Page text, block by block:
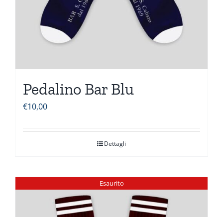
Pedalino Bar Blu
€10,00
Dettagli
Esaurito